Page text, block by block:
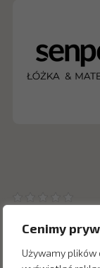
Cenimy
Używamy plików